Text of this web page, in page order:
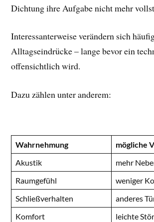
Dichtung ihre Aufgabe nicht mehr
Interessanterweise verändern sich
Alltagseindrücke – lange bevor ein
offensichtlich wird.
Dazu zählen unter anderem:
Wahrnehmung
mögliche
Akustik
mehr
Raumgefühl
weniger
Schließverhalten
anderes
Komfort
leichte